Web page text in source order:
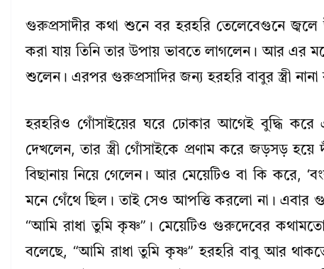
গুরুপ্রসাদীর কথা শুনে বর হরহরি তেলেবেগুনে জ্বলে
করা যায় তিনি তার উপায় ভাবতে লাগলেন। আর এর
শুলেন। এরপর গুরুপ্রসাদির জন্য হরহরি বাবুর স্ত্রী
হরহরিও গোঁসাইয়ের ঘরে ঢোকার আগেই বুদ্ধি করে
দেখলেন, তার স্ত্রী গোঁসাইকে প্রণাম করে জড়সড়
বিছানায় নিয়ে গেলেন। আর মেয়েটিও বা কি করে,
মনে গেঁথে ছিল। তাই সেও আপত্তি করলো না। এবার
“আমি রাধা তুমি কৃষ্ণ”। মেয়েটিও গুরুদেবের
বলেছে, “আমি রাধা তুমি কৃষ্ণ” হরহরি বাবু আর